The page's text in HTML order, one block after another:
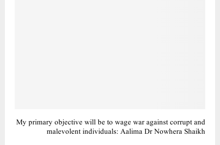
My primary objective will be to wage war against corrupt and
malevolent individuals: Aalima Dr Nowhera Shaikh